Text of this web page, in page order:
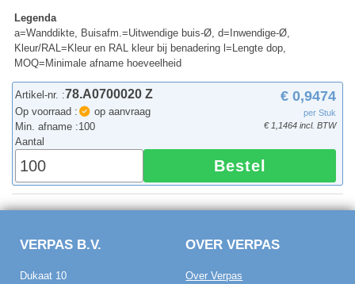
Legenda
a=Wanddikte, Buisafm.=Uitwendige buis-Ø, d=Inwendige-Ø,
Kleur/RAL=Kleur en RAL kleur bij benadering l=Lengte dop,
MOQ=Minimale afname hoeveelheid
Artikel-nr. :78.A0700020 Z
Op voorraad :
op aanvraag
Min. afname :100
€ 0,9474
per Stuk
€ 1,1464 incl. BTW
Aantal
Bestel
VERPAS B.V.
Dukaat 10
OVER VERPAS
Over Verpas